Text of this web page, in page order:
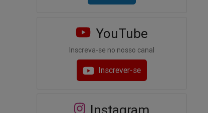
YouTube
Inscreva-se no nosso canal
Inscrever-se